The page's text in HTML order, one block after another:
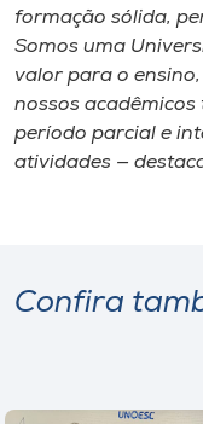
formação sólida,
Somos uma
valor para o
nossos
período parcial e
atividades —
Confira